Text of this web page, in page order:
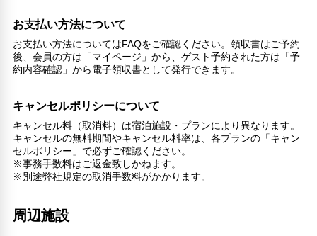
お支払い方法について
お支払い方法についてはFAQをご確認ください。領収書はご予約
後、会員の方は「マイページ」から、ゲスト予約された方は「予
約内容確認」から電子領収書として発行できます。
キャンセルポリシーについて
キャンセル料（取消料）は宿泊施設・プランにより異なります。
キャンセルの無料期間やキャンセル料率は、各プランの「キャン
セルポリシー」で必ずご確認ください。
※事務手数料はご返金致しかねます。
※別途弊社規定の取消手数料がかかります。
周辺施設